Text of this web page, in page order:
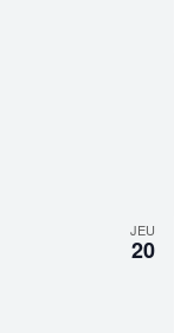
JEU
20